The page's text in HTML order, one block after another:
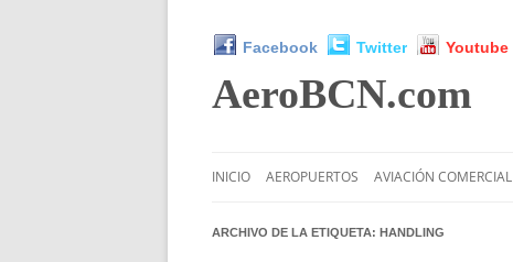
Facebook Twitter Youtube
AeroBCN.com
INICIO AEROPUERTOS AVIACIÓN COMERCIAL
ARCHIVO DE LA ETIQUETA: HANDLING